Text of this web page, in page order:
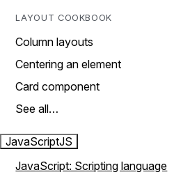
LAYOUT COOKBOOK
Column layouts
Centering an element
Card component
See all…
JavaScriptJS
JavaScript: Scripting language